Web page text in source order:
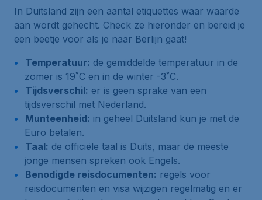
In Duitsland zijn een aantal etiquettes waar waarde
aan wordt gehecht. Check ze hieronder en bereid je
een beetje voor als je naar Berlijn gaat!
Temperatuur: de gemiddelde temperatuur in de
zomer is 19˚C en in de winter -3˚C.
Tijdsverschil: er is geen sprake van een
tijdsverschil met Nederland.
Munteenheid: in geheel Duitsland kun je met de
Euro betalen.
Taal: de officiële taal is Duits, maar de meeste
jonge mensen spreken ook Engels.
Benodigde reisdocumenten: regels voor
reisdocumenten en visa wijzigen regelmatig en er